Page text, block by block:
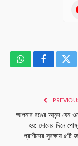
WhatsAppFacebook
আপনার রঙের আনন্দ যেন
হয়: দোলের দিনে
প্রাণীদের সুরক্ষায় ৫টি